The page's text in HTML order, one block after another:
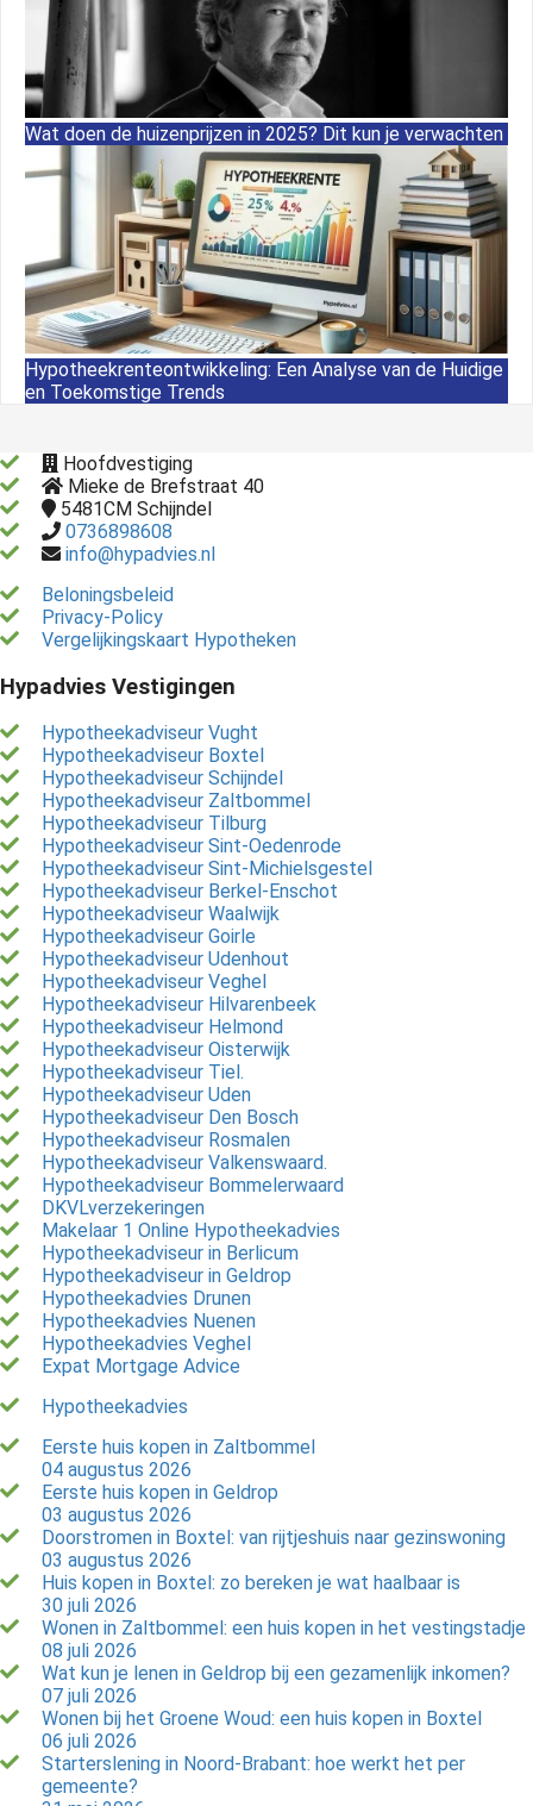
Wat doen de huizenprijzen in 2025? Dit kun je verwachten
Hypotheekrenteontwikkeling: Een Analyse van de Huidige
en Toekomstige Trends
Hoofdvestiging
Mieke de Brefstraat 40
5481CM Schijndel
0736898608
info@hypadvies.nl
Beloningsbeleid
Privacy-Policy
Vergelijkingskaart Hypotheken
Hypadvies Vestigingen
Hypotheekadviseur Vught
Hypotheekadviseur Boxtel
Hypotheekadviseur Schijndel
Hypotheekadviseur Zaltbommel
Hypotheekadviseur Tilburg
Hypotheekadviseur Sint-Oedenrode
Hypotheekadviseur Sint-Michielsgestel
Hypotheekadviseur Berkel-Enschot
Hypotheekadviseur Waalwijk
Hypotheekadviseur Goirle
Hypotheekadviseur Udenhout
Hypotheekadviseur Veghel
Hypotheekadviseur Hilvarenbeek
Hypotheekadviseur Helmond
Hypotheekadviseur Oisterwijk
Hypotheekadviseur Tiel.
Hypotheekadviseur Uden
Hypotheekadviseur Den Bosch
Hypotheekadviseur Rosmalen
Hypotheekadviseur Valkenswaard.
Hypotheekadviseur Bommelerwaard
DKVLverzekeringen
Makelaar 1 Online Hypotheekadvies
Hypotheekadviseur in Berlicum
Hypotheekadviseur in Geldrop
Hypotheekadvies Drunen
Hypotheekadvies Nuenen
Hypotheekadvies Veghel
Expat Mortgage Advice
Hypotheekadvies
Eerste huis kopen in Zaltbommel
04 augustus 2026
Eerste huis kopen in Geldrop
03 augustus 2026
Doorstromen in Boxtel: van rijtjeshuis naar gezinswoning
03 augustus 2026
Huis kopen in Boxtel: zo bereken je wat haalbaar is
30 juli 2026
Wonen in Zaltbommel: een huis kopen in het vestingstadje
08 juli 2026
Wat kun je lenen in Geldrop bij een gezamenlijk inkomen?
07 juli 2026
Wonen bij het Groene Woud: een huis kopen in Boxtel
06 juli 2026
Starterslening in Noord-Brabant: hoe werkt het per
gemeente?